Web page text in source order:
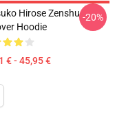
Hirose Zenshu
Hoodie
€ - 45,95 €
-20%